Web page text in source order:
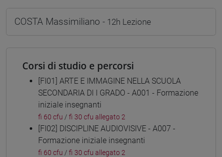
COSTA Massimiliano - 12h Lezione
Corsi di studio e percorsi
[FI01] ARTE E IMMAGINE NELLA SCUOLA
SECONDARIA DI I GRADO - A001 - Formazione
iniziale insegnanti
fi 60 cfu / fi 30 cfu allegato 2
[FI02] DISCIPLINE AUDIOVISIVE - A007 -
Formazione iniziale insegnanti
fi 60 cfu / fi 30 cfu allegato 2